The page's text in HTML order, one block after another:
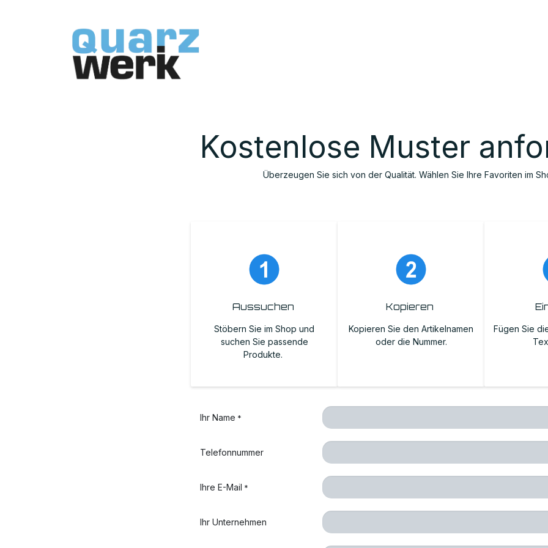
Kostenlose Muster
Überzeugen Sie sich von der Qualität. Wählen Sie Ihre Favoriten im
Aussuchen
Stöbern Sie im Shop und
suchen Sie passende
Produkte.
Kopieren
Kopieren Sie den Artikelnamen
oder die Nummer.
Fügen Sie
Ihr Name *
Telefonnummer
Ihre E-Mail *
Ihr Unternehmen